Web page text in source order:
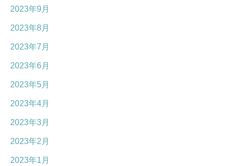
2023年9月
2023年8月
2023年7月
2023年6月
2023年5月
2023年4月
2023年3月
2023年2月
2023年1月